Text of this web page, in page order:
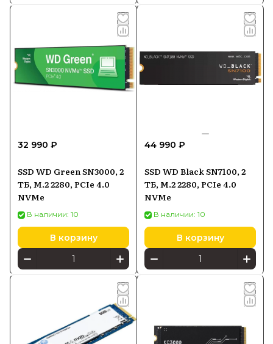
32 990 ₽
SSD WD Green SN3000, 2
ТБ, M.2 2280, PCIe 4.0
NVMe
В наличии: 10
В корзину
44 990 ₽
SSD WD Black SN7100, 2
ТБ, M.2 2280, PCIe 4.0
NVMe
В наличии: 10
В корзину